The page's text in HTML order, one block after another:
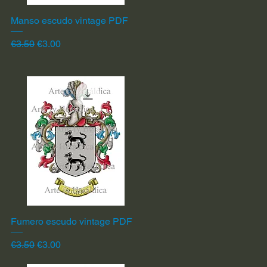
Quick View
Manso escudo vintage PDF
Regular Price
€3.50 Sale Price
€3.00
Quick View
Fumero escudo vintage PDF
Regular Price
€3.50 Sale Price
€3.00